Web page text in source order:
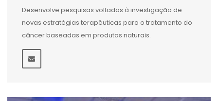
Desenvolve pesquisas voltadas à investigação de
novas estratégias terapêuticas para o tratamento do
câncer baseadas em produtos naturais.